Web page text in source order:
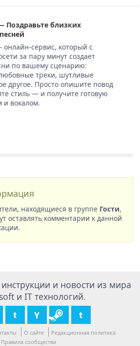
близких
сервис, который с
за пару минут создает
по вашему сценарию:
треки, шутливые
другое. Просто опишите повод
стиль — и получите готовую
и вокалом.
находящиеся в группе Гости,
оставлять комментарии к данной
и новости из мира
и IT технологий.
О сайте
Редакционная политика
Правила сообщества